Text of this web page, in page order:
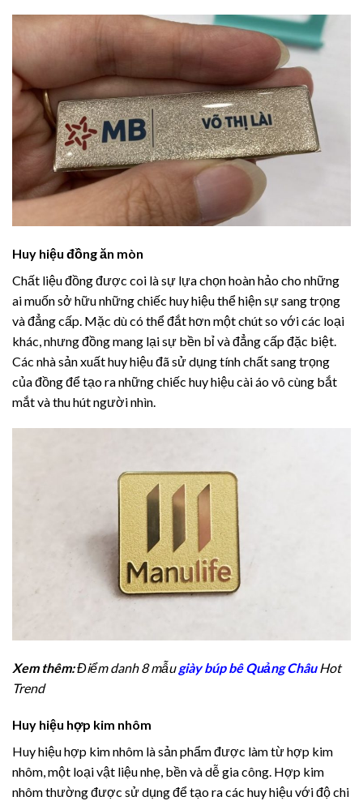
Huy hiệu đồng ăn mòn
Chất liệu đồng được coi là sự lựa chọn hoàn hảo cho những
ai muốn sở hữu những chiếc huy hiệu thể hiện sự sang trọng
và đẳng cấp. Mặc dù có thể đắt hơn một chút so với các loại
khác, nhưng đồng mang lại sự bền bỉ và đẳng cấp đặc biệt.
Các nhà sản xuất huy hiệu đã sử dụng tính chất sang trọng
của đồng để tạo ra những chiếc huy hiệu cài áo vô cùng bắt
mắt và thu hút người nhìn.
Xem thêm:Điểm danh 8 mẫugiày búp bê Quảng ChâuHot
Trend
Huy hiệu hợp kim nhôm
Huy hiệu hợp kim nhôm là sản phẩm được làm từ hợp kim
nhôm, một loại vật liệu nhẹ, bền và dễ gia công. Hợp kim
nhôm thường được sử dụng để tạo ra các huy hiệu với độ chi